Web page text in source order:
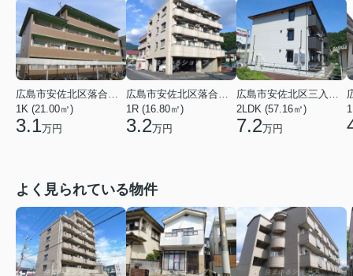
1K (21.00㎡)
3.1万円
1R (16.80㎡)
3.2万円
2LDK (57.16㎡)
7.2万円
よく見られている物件